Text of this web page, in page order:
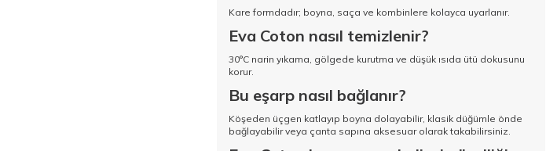
Kare formdadır; boyna, saça ve kombinlere kolayca uyarlanır.
Eva Coton nasıl temizlenir?
30°C narin yıkama, gölgede kurutma ve düşük ısıda ütü dokusunu
korur.
Bu eşarp nasıl bağlanır?
Köşeden üçgen katlayıp boyna dolayabilir, klasik düğümle önde
bağlayabilir veya çanta sapına aksesuar olarak takabilirsiniz.